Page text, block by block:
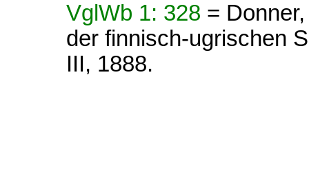
VglWb 1: 328 =
der finnisch-ugrischen
III, 1888.